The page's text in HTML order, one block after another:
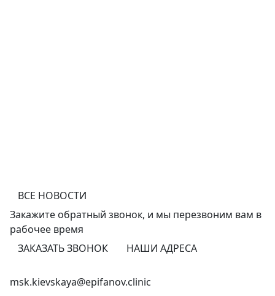
ВСЕ НОВОСТИ
Закажите обратный звонок, и мы перезвоним вам в
рабочее время
ЗАКАЗАТЬ ЗВОНОК
НАШИ АДРЕСА
msk.kievskaya@epifanov.clinic